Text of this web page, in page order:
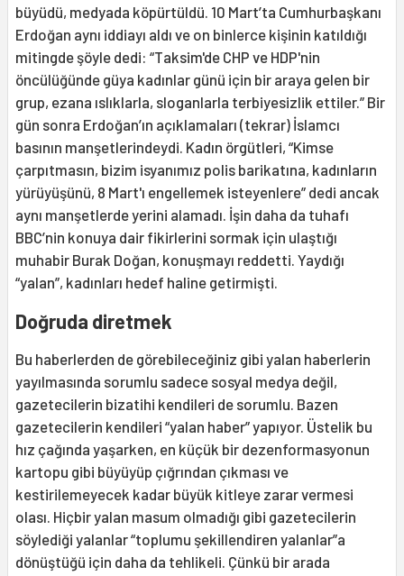
büyüdü, medyada köpürtüldü. 10 Mart’ta Cumhurbaşkanı
Erdoğan aynı iddiayı aldı ve on binlerce kişinin katıldığı
mitingde şöyle dedi: “Taksim'de CHP ve HDP'nin
öncülüğünde güya kadınlar günü için bir araya gelen bir
grup, ezana ıslıklarla, sloganlarla terbiyesizlik ettiler.” Bir
gün sonra Erdoğan’ın açıklamaları (tekrar) İslamcı
basının manşetlerindeydi. Kadın örgütleri, “Kimse
çarpıtmasın, bizim isyanımız polis barikatına, kadınların
yürüyüşünü, 8 Mart'ı engellemek isteyenlere” dedi ancak
aynı manşetlerde yerini alamadı. İşin daha da tuhafı
BBC’nin konuya dair fikirlerini sormak için ulaştığı
muhabir Burak Doğan, konuşmayı reddetti. Yaydığı
“yalan”, kadınları hedef haline getirmişti.
Doğruda diretmek
Bu haberlerden de görebileceğiniz gibi yalan haberlerin
yayılmasında sorumlu sadece sosyal medya değil,
gazetecilerin bizatihi kendileri de sorumlu. Bazen
gazetecilerin kendileri “yalan haber” yapıyor. Üstelik bu
hız çağında yaşarken, en küçük bir dezenformasyonun
kartopu gibi büyüyüp çığrından çıkması ve
kestirilemeyecek kadar büyük kitleye zarar vermesi
olası. Hiçbir yalan masum olmadığı gibi gazetecilerin
söylediği yalanlar “toplumu şekillendiren yalanlar”a
dönüştüğü için daha da tehlikeli. Çünkü bir arada